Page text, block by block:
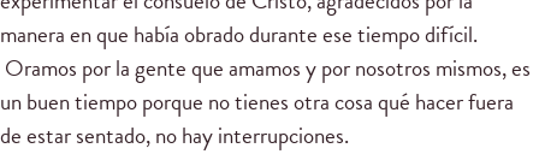
manera en que había obrado durante ese tiempo difícil.
Oramos por la gente que amamos y por nosotros mismos, es
un buen tiempo porque no tienes otra cosa qué hacer fuera
de estar sentado, no hay interrupciones.